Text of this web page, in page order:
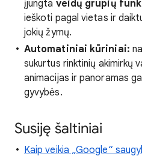
įjungta veidų grupių
ieškoti pagal vietas ir
jokių žymų.
Automatiniai kūriniai:
sukurtus rinktinių akimirkų
animacijas ir panoramas
gyvybės.
Susiję šaltiniai
Kaip veikia „Google“